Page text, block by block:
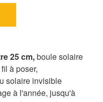
25 cm,boule solaire
à poser,
solaire invisible
à l'année, jusqu'à